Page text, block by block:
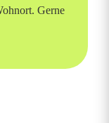
Gerne